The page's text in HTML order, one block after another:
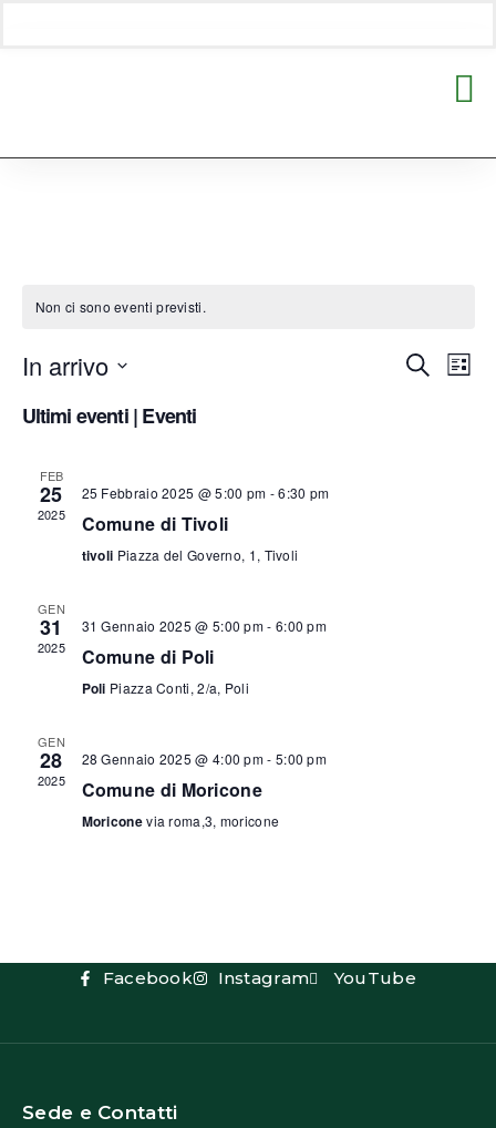
Non ci sono eventi previsti.
Eventi
Cerca
Lista
In arrivo
la
Ultimi eventi | Eventi
FEB
25
2025
25 Febbraio 2025 @ 5:00 pm -6:30 pm
Comune di Tivoli
tivoli Piazza del Governo, 1, Tivoli
GEN
31
2025
31 Gennaio 2025 @ 5:00 pm- 6:00 pm
Comune di Poli
Poli Piazza Conti, 2/a, Poli
GEN
28
2025
28 Gennaio 2025 @ 4:00 pm- 5:00 pm
Comune di Moricone
Moriconevia roma,3, moricone
Facebook Instagram YouTube
Sede e Contatti